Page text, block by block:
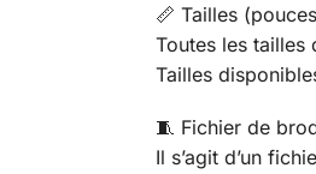
📏 Tailles
Toutes les tailles
Tailles
🧵 Fichier de
Il s’agit d’un